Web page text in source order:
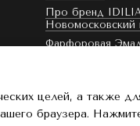
Про бренд
Новомосковский
Фарфоровая
Мы в соцсетях
целей, а также
браузера.